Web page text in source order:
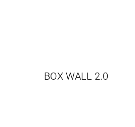
BOX WALL 2.0